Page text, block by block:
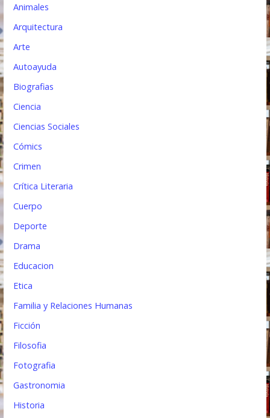
n
d
a
Animales
Arquitectura
Arte
Autoayuda
Biografias
Ciencia
Ciencias Sociales
Cómics
Crimen
Crítica Literaria
Cuerpo
Deporte
Drama
Educacion
Etica
Familia y Relaciones Humanas
Ficción
Filosofia
Fotografia
Gastronomia
Historia